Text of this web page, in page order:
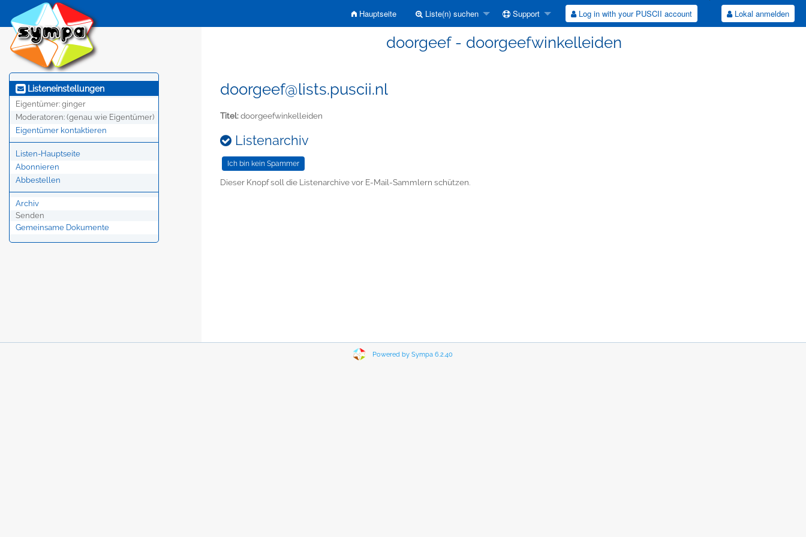
Hauptseite Liste(n) suchen Support Log in with your PUSCII account Lokal anmelden
doorgeef - doorgeefwinkelleiden
Listeneinstellungen
Eigentümer: ginger
Moderatoren: (genau wie Eigentümer)
Eigentümer kontaktieren
Listen-Hauptseite
Abonnieren
Abbestellen
Archiv
Senden
Gemeinsame Dokumente
doorgeef@lists.puscii.nl
Titel:doorgeefwinkelleiden
Listenarchiv
Dieser Knopf soll die Listenarchive vor E-Mail-Sammlern schützen.
Powered by Sympa 6.2.40